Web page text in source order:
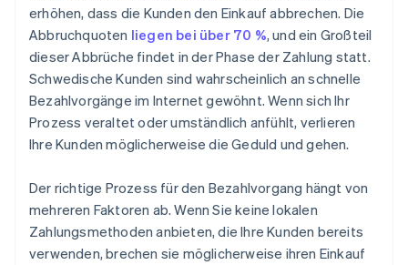
erhöhen, dass die Kunden den Einkauf abbrechen. Die
Abbruchquoten liegen bei über 70 %, und ein Großteil
dieser Abbrüche findet in der Phase der Zahlung statt.
Schwedische Kunden sind wahrscheinlich an schnelle
Bezahlvorgänge im Internet gewöhnt. Wenn sich Ihr
Prozess veraltet oder umständlich anfühlt, verlieren
Ihre Kunden möglicherweise die Geduld und gehen.
Der richtige Prozess für den Bezahlvorgang hängt von
mehreren Faktoren ab. Wenn Sie keine lokalen
Zahlungsmethoden anbieten, die Ihre Kunden bereits
verwenden, brechen sie möglicherweise ihren Einkauf